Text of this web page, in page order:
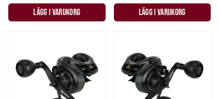
LÄGG I VARUKORG LÄGG I VARUKORG